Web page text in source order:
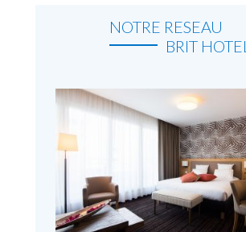
NOTRE RESEAU
BRIT HOTEL